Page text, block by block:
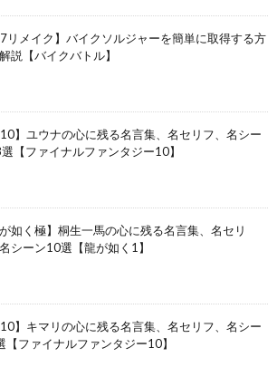
リメイク】バイクソルジャーを簡単に取得する方
説【バイクバトル】
】ユウナの心に残る名言集、名セリフ、名シー
【ファイナルファンタジー10】
が如く極】桐生一馬の心に残る名言集、名セリ
シーン10選【龍が如く1】
】キマリの心に残る名言集、名セリフ、名シー
【ファイナルファンタジー10】